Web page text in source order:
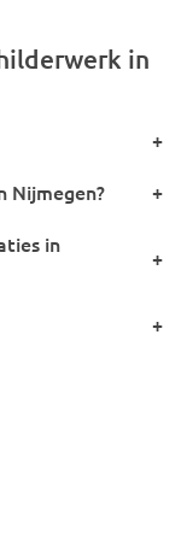
in
+
Nijmegen?
+
in
+
+